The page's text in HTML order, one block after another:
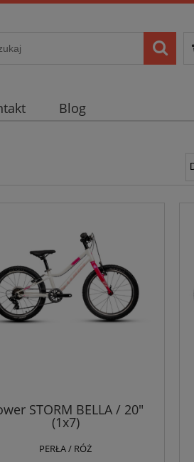
Blog
STORM BELLA / 20"
(1x7)
PERŁA / RÓŻ